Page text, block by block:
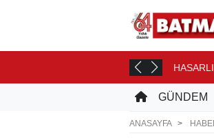
GÜNDEM
ANASAYFA